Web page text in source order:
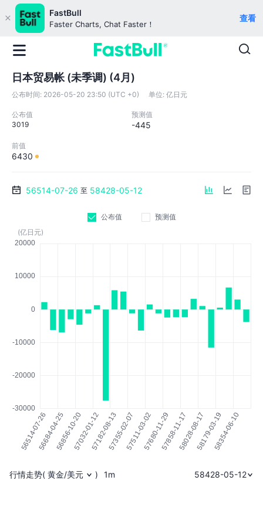
FastBull
Faster Charts, Chat Faster！
查看
日本贸易帐 (未季调) (4月)
公布时间: 2026-05-20 23:50 (UTC +0) 单位: 亿日元
公布值
3019
预测值
-445
前值
6430
56514-07-26 至 58428-05-12
公布值
预测值
(亿日元)
行情走势( 黄金/美元 ) 1m 58428-05-12